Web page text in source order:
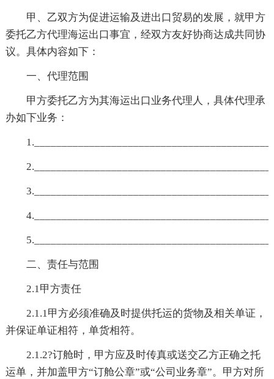
甲、乙双方为促进运输及进出口贸易的发展，就甲方
委托乙方代理海运出口事宜，经双方友好协商达成共同协
议。具体内容如下：
一、代理范围
甲方委托乙方为其海运出口业务代理人，具体代理承
办如下业务：
二、责任与范围
2.1甲方责任
2.1.1甲方必须准确及时提供托运的货物及相关单证，
并保证单证相符，单货相符。
2.1.2?订舱时，甲方应及时传真或送交乙方正确之托
运单，并加盖甲方“订舱公章”或“公司业务章”。甲方对所